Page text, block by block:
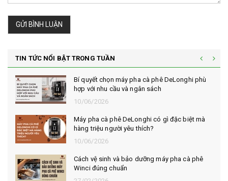
GỬI BÌNH LUẬN
TIN TỨC NỔI BẬT TRONG TUẦN
Bí quyết chọn máy pha cà phê DeLonghi phù
hợp với nhu cầu và ngân sách
10/06/2026
Máy pha cà phê DeLonghi có gì đặc biệt mà
hàng triệu người yêu thích?
10/06/2026
Cách vệ sinh và bảo dưỡng máy pha cà phê
Winci đúng chuẩn